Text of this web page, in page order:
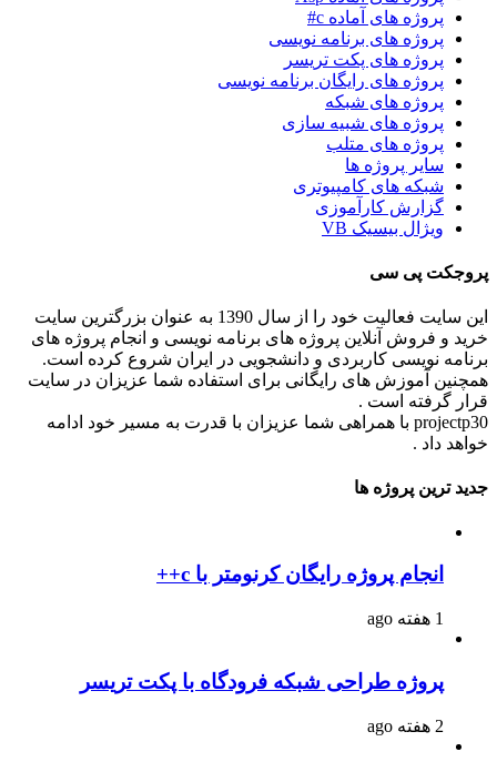
پروژه های آماده c#
پروژه های برنامه نویسی
پروژه های پکت تریسر
پروژه های رایگان برنامه نویسی
پروژه های شبکه
پروژه های شبیه سازی
پروژه های متلب
سایر پروژه ها
شبکه های کامپیوتری
گزارش کارآموزی
ویژال بیسیک VB
پروجکت پی سی
این سایت فعالیت خود را از سال 1390 به عنوان بزرگترین سایت
خرید و فروش آنلاین پروژه های برنامه نویسی و انجام پروژه های
برنامه نویسی کاربردی و دانشجویی در ایران شروع کرده است.
همچنین آموزش های رایگانی برای استفاده شما عزیزان در سایت
قرار گرفته است .
projectp30 با همراهی شما عزیزان با قدرت به مسیر خود ادامه
خواهد داد .
جدید ترین پروژه ها
انجام پروژه رایگان کرنومتر با c++
1 هفته ago
پروژه طراحی شبکه فرودگاه با پکت تریسر
2 هفته ago